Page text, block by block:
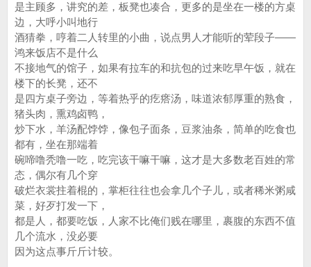
是主顾多，讲究的差，板凳也凑合，更多的是坐在一楼的方桌
边，大呼小叫地行
酒猜拳，哼着二人转里的小曲，说点男人才能听的荤段子——
鸿来饭店不是什么
不接地气的馆子，如果有拉车的和抗包的过来吃早午饭，就在
楼下的长凳，还不
是四方桌子旁边，等着热乎的疙瘩汤，味道浓郁厚重的熟食，
猪头肉，熏鸡卤鸭，
炒下水，羊汤配饽饽，像包子面条，豆浆油条，简单的吃食也
都有，坐在那端着
碗啼噜秃噜一吃，吃完该干嘛干嘛，这才是大多数老百姓的常
态，偶尔有几个穿
破烂衣裳拄着棍的，掌柜往往也会拿几个子儿，或者稀米粥咸
菜，好歹打发一下，
都是人，都要吃饭，人家不比俺们贱在哪里，裹腹的东西不值
几个流水，没必要
因为这点事斤斤计较。